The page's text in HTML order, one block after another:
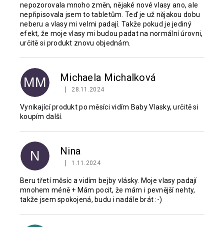
nepozorovala mnoho změn, nějaké nové vlasy ano, ale
nepřipisovala jsem to tabletům. Teď je už nějakou dobu
neberu a vlasy mi velmi padají. Takže pokud je jediný
efekt, že moje vlasy mi budou padat na normální úrovni,
určitě si produkt znovu objednám.
MM Michaela Michalková
Hodnocení produktu je 5 z 5 hvězdiček.
| 28.11.2024
Vynikající produkt po měsíci vidím Baby Vlasky, určitě si
koupím další.
N Nina
Hodnocení produktu je 5 z 5 hvězdiček.
| 1.11.2024
Beru třetí měsíc a vidím bejby vlásky. Moje vlasy padají
mnohem méně + Mám pocit, že mám i pevnější nehty,
takže jsem spokojená, budu i nadále brát :-)